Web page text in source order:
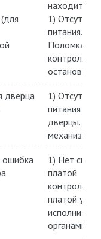
находиться
1)
питания. 2)
Поломка
контроля
остановки.
дверца
1)
питания на
дверцы. 2)
механизма
ошибка
1) Нет
платой
платой
органами.